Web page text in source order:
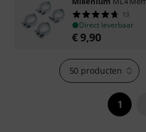
13
Direct leverbaar
€9,90
50 producten
1